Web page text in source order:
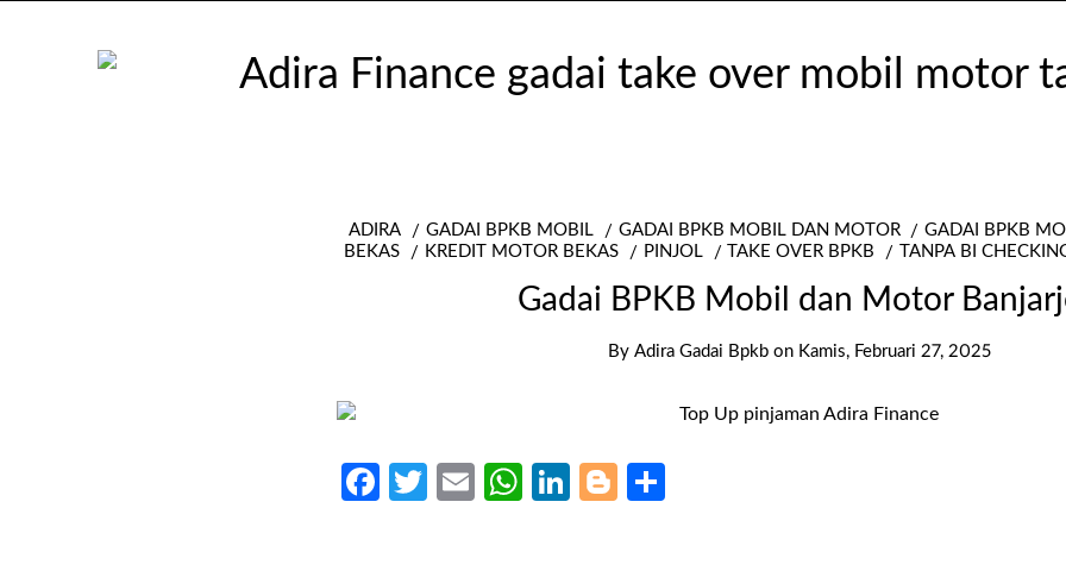
ADIRA GADAI BPKB MOBIL GADAI BPKB MOBIL DAN MOTOR
GADAI BPKB
BEKAS
KREDIT MOTOR BEKAS PINJOL TAKE OVER BPKB TANPA BI
Gadai BPKB Mobil dan Motor
By Adira Gadai Bpkb on Kamis, Februari 27, 2025
Facebook
Twitter
EmailWhatsApp
LinkedIn
Blogger